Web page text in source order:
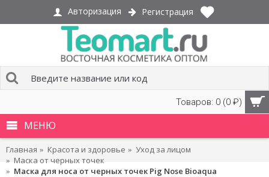
Авторизация Регистрация
Товаров: 0 (0 ₽)
МЕНЮ
Главная Красота и здоровье
Уход за лицом
Маска от черных точек
Маска для носа от черных точек Pig Nose Bioaqua